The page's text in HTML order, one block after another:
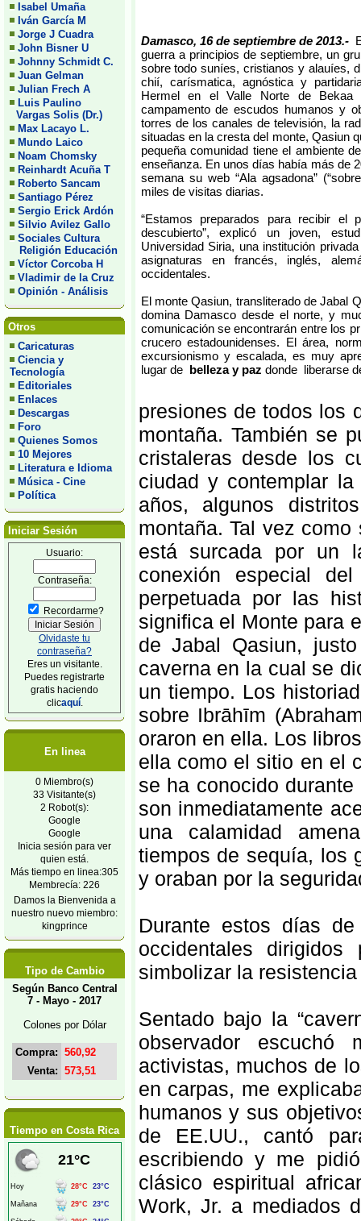
Isabel Umaña
Iván García M
Jorge J Cuadra
John Bisner U
Johnny Schmidt C.
Juan Gelman
Julian Frech A
Luis Paulino
Vargas Solis (Dr.)
Max Lacayo L.
Mundo Laico
Noam Chomsky
Reinhardt Acuña T
Roberto Sancam
Santiago Pérez
Sergio Erick Ardón
Silvio Avilez Gallo
Sociales Cultura
Religión Educación
Víctor Corcoba H
Vladimir de la Cruz
Opinión - Análisis
Otros
Caricaturas
Ciencia y
Tecnología
Editoriales
Enlaces
Descargas
Foro
Quienes Somos
10 Mejores
Literatura e Idioma
Música - Cine
Política
Iniciar Sesión
Usuario:
Contraseña:
Recordarme?
Olvidaste tu
contraseña?
Eres un visitante.
Puedes registrarte
gratis haciendo
clicaquí.
En linea
0 Miembro(s)
33 Visitante(s)
2 Robot(s):
Google
Google
Inicia sesión para ver
quien está.
Más tiempo en linea:305
Membrecía: 226
Damos la Bienvenida a
nuestro nuevo miembro:
kingprince
Tipo de Cambio
Según Banco Central
7 - Mayo - 2017
Colones por Dólar
Compra: 560,92
Venta: 573,51
Tiempo en Costa Rica
Damasco, 16 de septiembre de 2013.-
guerra a principios de septiembre, un
sobre todo suníes, cristianos y alauíes,
chií, carísmatica, agnóstica y
Hermel en el Valle Norte de Bekaa
campamento de escudos humanos y
torres de los canales de televisión, la
situadas en la cresta del monte, Qasiun
pequeña comunidad tiene el ambiente
enseñanza. En unos días había más de
semana su web “Ala agsadona”
miles de visitas diarias.
“Estamos preparados para recibir el
descubierto”, explicó un joven,
Universidad Siria, una institución
asignaturas en francés, inglés,
occidentales.
El monte Qasiun, transliterado de Jabal
domina Damasco desde el norte, y
comunicación se encontrarán entre los
crucero estadounidenses. El área,
excursionismo y escalada, es muy
lugar de belleza y paz donde liberarse
presiones de todos los
montaña. También se
cristaleras desde los
ciudad y contemplar
años, algunos
montaña. Tal vez
está surcada por un
conexión especial
perpetuada por las
significa el Monte para
de Jabal Qasiun,
caverna en la cual se
un tiempo. Los
sobre Ibrāhīm
oraron en ella. Los
ella como el sitio en el
se ha conocido
son inmediatamente
una calamidad
tiempos de sequía, los
y oraban por la
Durante estos días
occidentales
simbolizar la
Sentado bajo la
observador escuchó
activistas, muchos de
en carpas, me
humanos y sus
de EE.UU., cantó
escribiendo y me
clásico espiritual
Work, Jr. a mediados